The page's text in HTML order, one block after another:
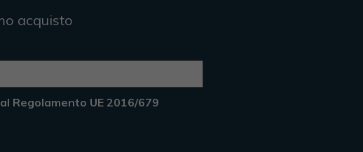
acquisto
Regolamento UE 2016/679